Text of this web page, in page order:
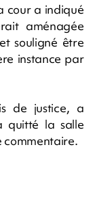
cour a indiqué
aménagée
souligné être
instance par
de justice, a
quitté la salle
commentaire.